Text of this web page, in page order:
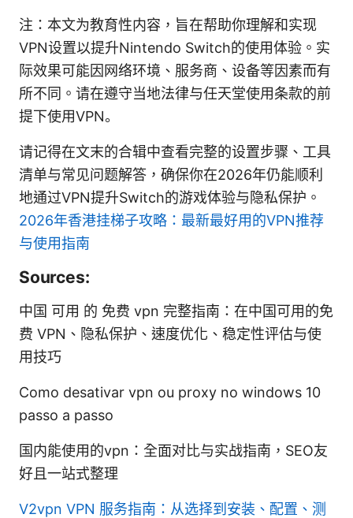
注：本文为教育性内容，旨在帮助你理解和实现
VPN设置以提升Nintendo Switch的使用体验。实
际效果可能因网络环境、服务商、设备等因素而有
所不同。请在遵守当地法律与任天堂使用条款的前
提下使用VPN。
请记得在文末的合辑中查看完整的设置步骤、工具
清单与常见问题解答，确保你在2026年仍能顺利
地通过VPN提升Switch的游戏体验与隐私保护。
2026年香港挂梯子攻略：最新最好用的VPN推荐
与使用指南
Sources:
中国 可用 的 免费 vpn 完整指南：在中国可用的免
费 VPN、隐私保护、速度优化、稳定性评估与使
用技巧
Como desativar vpn ou proxy no windows 10
passo a passo
国内能使用的vpn：全面对比与实战指南，SEO友
好且一站式整理
V2vpn VPN 服务指南：从选择到安装、配置、测